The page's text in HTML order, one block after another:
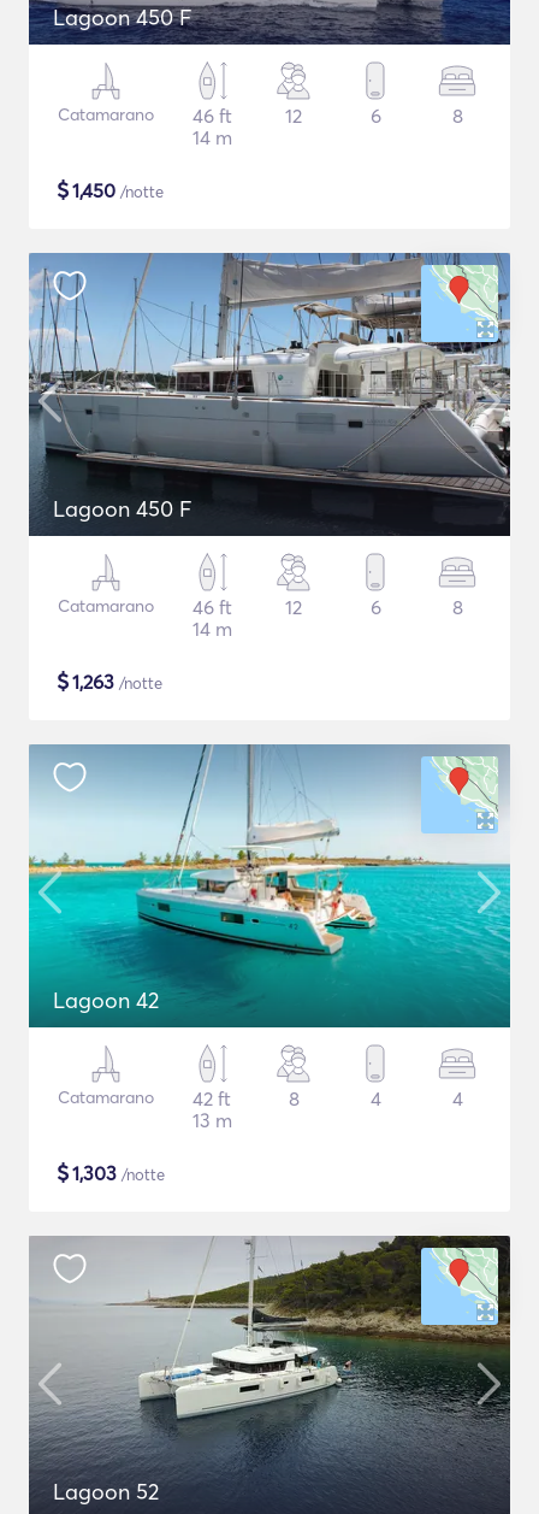
Lagoon 450 F
Catamarano
46 ft
14 m
12 6 8
$1,450 /notte
Lagoon 450 F
Catamarano
46 ft
14 m
12 6 8
$1,263 /notte
Lagoon 42
Catamarano
42 ft
13 m
8 4 4
$1,303 /notte
Lagoon 52